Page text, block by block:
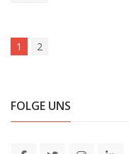
1 2
FOLGE UNS